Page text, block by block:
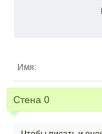
Имя:
Стена 0